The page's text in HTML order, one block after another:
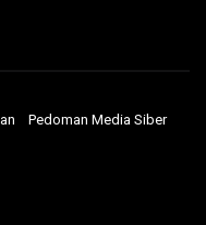
Pedoman Media Siber